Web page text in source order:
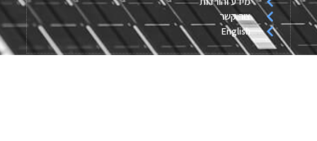
צור קשר
English